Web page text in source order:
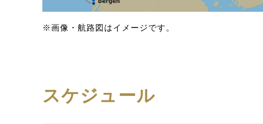
※画像・航路図はイメージです。
スケジュール